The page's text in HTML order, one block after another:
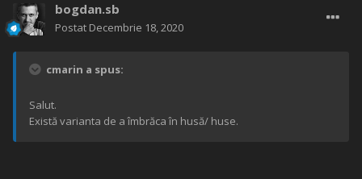
bogdan.sb
Postat Decembrie 18, 2020
cmarin a spus:
Salut.
Există varianta de a îmbrăca în husă/ huse.